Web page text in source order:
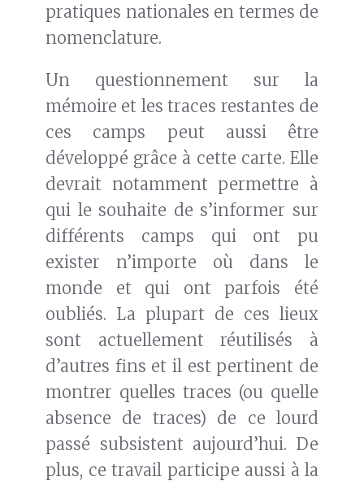
pratiques nationales en termes de
nomenclature.
Un questionnement sur la
mémoire et les traces restantes de
ces camps peut aussi être
développé grâce à cette carte. Elle
devrait notamment permettre à
qui le souhaite de s’informer sur
différents camps qui ont pu
exister n’importe où dans le
monde et qui ont parfois été
oubliés. La plupart de ces lieux
sont actuellement réutilisés à
d’autres fins et il est pertinent de
montrer quelles traces (ou quelle
absence de traces) de ce lourd
passé subsistent aujourd’hui. De
plus, ce travail participe aussi à la